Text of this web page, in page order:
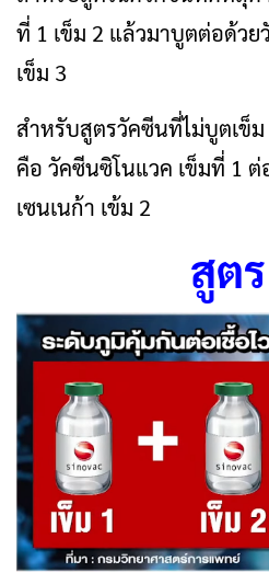
ที่ 1 เข็ม 2 แล้วมาบูตต่อด้วย
เข็ม 3
สำหรับสูตรวัคซีนที่ไม่บูตเข็
คือ วัคซีนซิโนแวค เข็มที่ 1
เซนเนก้า เข้ม 2
สูต